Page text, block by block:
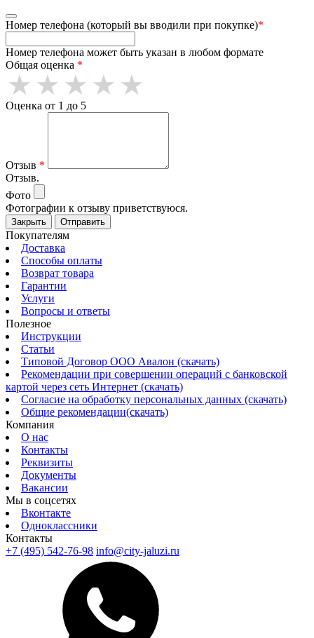
Номер телефона (который вы вводили при покупке)*
Номер телефона может быть указан в любом формате
Общая оценка *
Оценка от 1 до 5
Отзыв *
Отзыв.
Фото
Фотографии к отзыву приветствуюся.
Закрыть Отправить
Покупателям
Доставка
Способы оплаты
Возврат товара
Гарантии
Услуги
Вопросы и ответы
Полезное
Инструкции
Статьи
Типовой Договор ООО Авалон (скачать)
Рекомендации при совершении операций с банковской
картой через сеть Интернет (скачать)
Согласие на обработку персональных данных (скачать)
Общие рекомендации(скачать)
Компания
О нас
Контакты
Реквизиты
Документы
Вакансии
Мы в соцсетях
Вконтакте
Одноклассники
Контакты
+7 (495) 542-76-98 info@city-jaluzi.ru